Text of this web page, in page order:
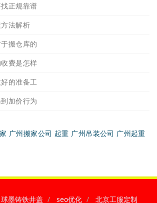
正规靠谱
法解析
搬仓库的
费是怎样
的准备工
加价行为
广州搬家公司 起重 广州吊装公司 广州起重
球墨铸铁井盖 seo优化 北京工服定制